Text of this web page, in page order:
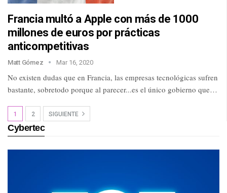
Francia multó a Apple con más de 1000
millones de euros por prácticas
anticompetitivas
Matt Gómez Mar 16, 2020
No existen dudas que en Francia, las empresas tecnológicas sufren
bastante, sobretodo porque al parecer...es el único gobierno que…
1 2 SIGUIENTE
Cybertec